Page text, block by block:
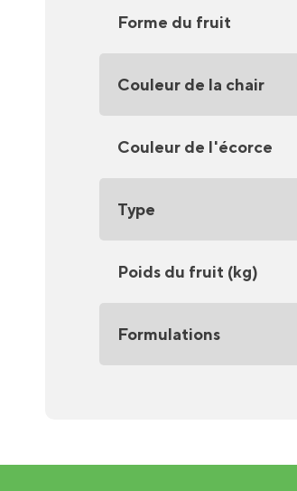
Forme du fruit
Couleur de la chair
Couleur de l'écorce
Type
Poids du fruit (kg)
Formulations